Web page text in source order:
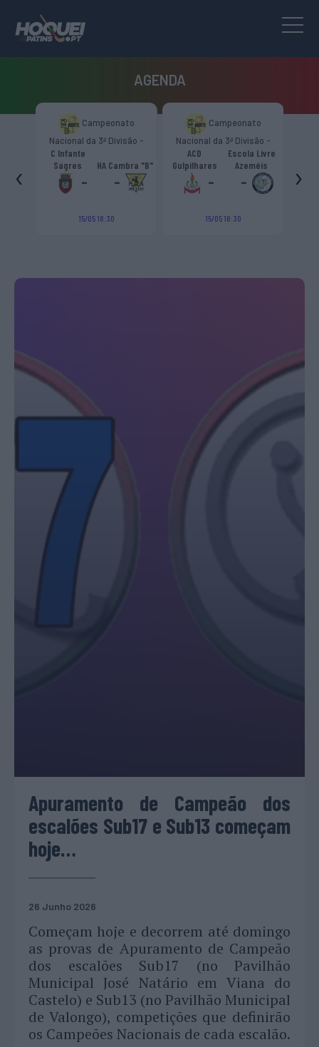
AGENDA
Campeonato
Nacional da 3ª Divisão -
Zona Norte “B”
C Infante
Sagres
-
HA Cambra "B"
-
15/05 18:30
Campeonato
Nacional da 3ª Divisão -
Zona Norte “B”
ACD
Gulpilhares
-
Escola Livre
Azeméis
-
15/05 18:30
‹ ›
Apuramento de Campeão dos
escalões Sub17 e Sub13 começam
hoje…
26 Junho 2026
Começam hoje e decorrem até domingo
as provas de Apuramento de Campeão
dos escalões Sub17 (no Pavilhão
Municipal José Natário em Viana do
Castelo) e Sub13 (no Pavilhão Municipal
de Valongo), competições que definirão
os Campeões Nacionais de cada escalão.